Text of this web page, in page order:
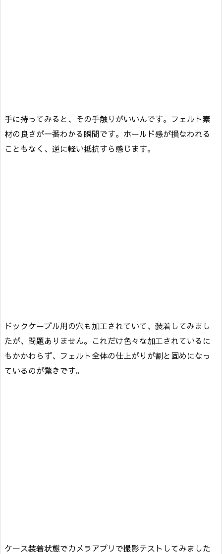
手に持ってみると、その手触りがいいんです。フェルト素
材の良さが一番わかる瞬間です。ホールド感が損なわれる
こともなく、逆に軽い抵抗すら感じます。
ドックケーブル用の穴も加工されていて、装着してみまし
たが、問題ありません。これだけ色々な加工されているに
もかかわらず、フェルト全体の仕上がりが割と固めになっ
ているのが驚きです。
ケース装着状態でカメラアプリで撮影テストしてみました